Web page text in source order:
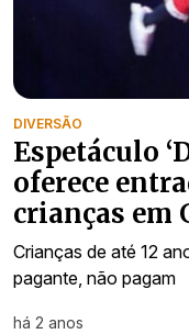
DIVERSÃO
Espetáculo
oferece
crianças em
Crianças de até 12
pagante, não pagam
há 2 anos